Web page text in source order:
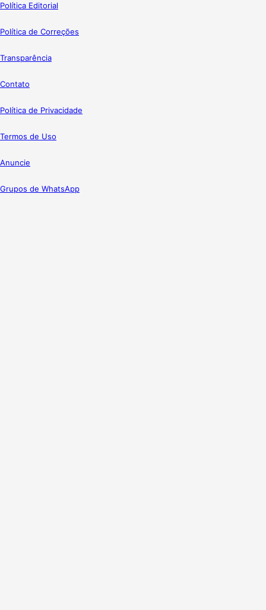
Política Editorial
Política de Correções
Transparência
Contato
Política de Privacidade
Termos de Uso
Anuncie
Grupos de WhatsApp